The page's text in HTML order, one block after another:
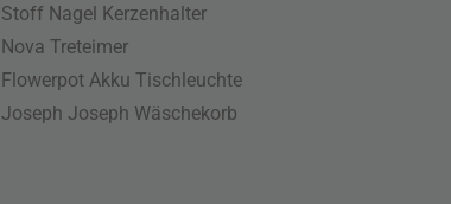
Stoff Nagel Kerzenhalter
Nova Treteimer
Flowerpot Akku Tischleuchte
Joseph Joseph Wäschekorb